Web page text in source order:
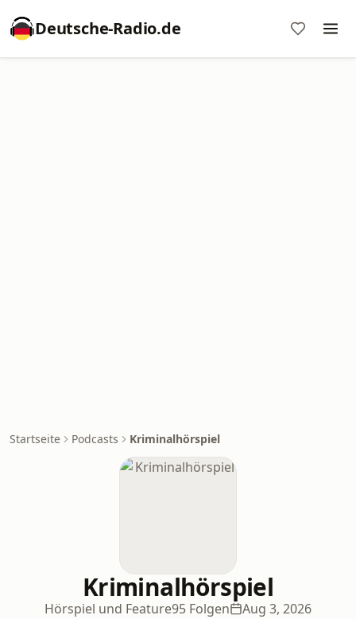
Deutsche-Radio.de
Startseite Podcasts Kriminalhörspiel
Kriminalhörspiel
Hörspiel und Feature95 Folgen Aug 3, 2026